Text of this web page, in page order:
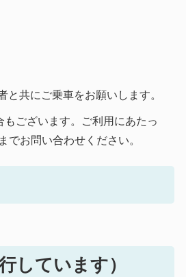
共にご乗車をお願いします。
ございます。ご利用にあたっ
でお問い合わせください。
しています）